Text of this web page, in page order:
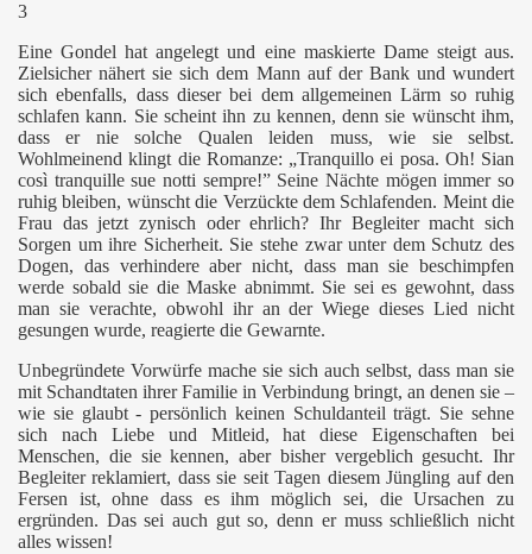
3
Eine Gondel hat angelegt und eine maskierte Dame steigt aus.
Zielsicher nähert sie sich dem Mann auf der Bank und wundert
sich ebenfalls, dass dieser bei dem allgemeinen Lärm so ruhig
schlafen kann. Sie scheint ihn zu kennen, denn sie wünscht ihm,
dass er nie solche Qualen leiden muss, wie sie selbst.
Wohlmeinend klingt die Romanze: „Tranquillo ei posa. Oh! Sian
così tranquille sue notti sempre!” Seine Nächte mögen immer so
ruhig bleiben, wünscht die Verzückte dem Schlafenden. Meint die
Frau das jetzt zynisch oder ehrlich? Ihr Begleiter macht sich
Sorgen um ihre Sicherheit. Sie stehe zwar unter dem Schutz des
Dogen, das verhindere aber nicht, dass man sie beschimpfen
werde sobald sie die Maske abnimmt. Sie sei es gewohnt, dass
man sie verachte, obwohl ihr an der Wiege dieses Lied nicht
gesungen wurde, reagierte die Gewarnte.
Unbegründete Vorwürfe mache sie sich auch selbst, dass man sie
mit Schandtaten ihrer Familie in Verbindung bringt, an denen sie –
wie sie glaubt - persönlich keinen Schuldanteil trägt. Sie sehne
sich nach Liebe und Mitleid, hat diese Eigenschaften bei
Menschen, die sie kennen, aber bisher vergeblich gesucht. Ihr
Begleiter reklamiert, dass sie seit Tagen diesem Jüngling auf den
Fersen ist, ohne dass es ihm möglich sei, die Ursachen zu
ergründen. Das sei auch gut so, denn er muss schließlich nicht
alles wissen!